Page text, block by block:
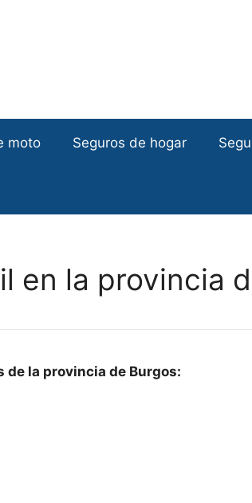
moto Seguros de hogar
en la provincia
la provincia de Burgos: